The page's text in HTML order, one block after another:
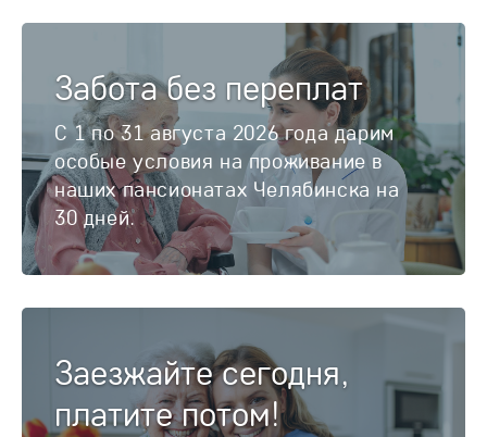
Забота без переплат
С 1 по 31 августа 2026 года дарим
особые условия на проживание в
наших пансионатах Челябинска на
30 дней.
Заезжайте сегодня,
платите потом!